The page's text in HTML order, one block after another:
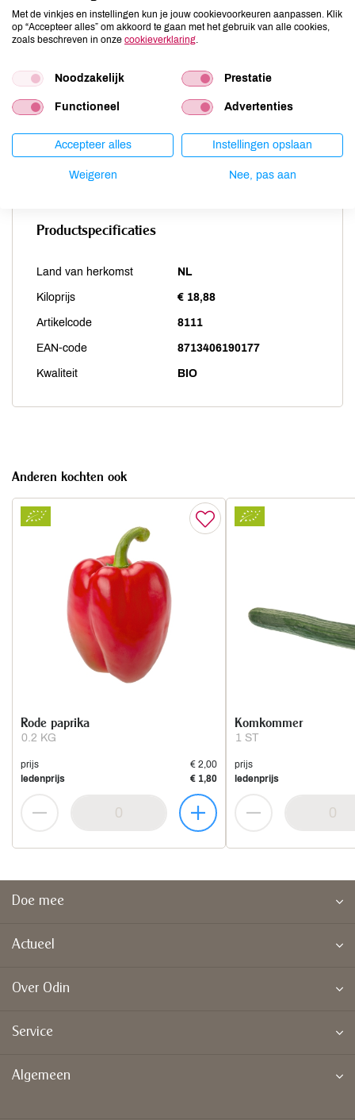
Noten
niet aanwezig
Schaaldieren
niet aanwezig
Sesam
niet aanwezig
Vis
niet aanwezig
Weekdieren
niet aanwezig
Zwaveldioxide / sulfieten
niet aanwezig
Productspecificaties
Land van herkomst NL
Kiloprijs € 18,88
Artikelcode 8111
EAN-code 8713406190177
Kwaliteit BIO
Anderen kochten ook
0.2 KG
Rode paprika
prijs
€ 2,00
ledenprijs
€ 1,80
1 ST
Komkommer
prijs
ledenprijs
Doe mee
Actueel
Over Odin
Service
Algemeen
Met de vinkjes en instellingen kun je jouw cookievoorkeuren aanpassen. Klik
op “Accepteer alles” om akkoord te gaan met het gebruik van alle cookies,
zoals beschreven in onze cookieverklaring
Noodzakelijk Prestatie
Functioneel Advertenties
Accepteer alles Instellingen opslaan
Weigeren Nee, pas aan